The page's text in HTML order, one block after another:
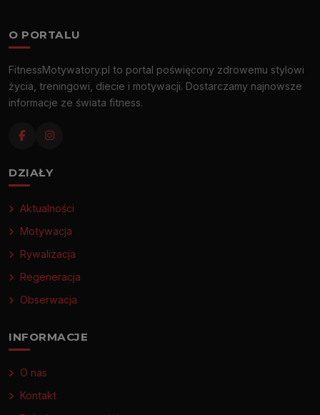
O PORTALU
FitnessMotywatory.pl to portal poświęcony zdrowemu stylowi
życia, treningowi, diecie i motywacji. Dostarczamy najnowsze
informacje ze świata fitness.
DZIAŁY
Aktualności
Motywacja
Rywalizacja
Regeneracja
Obserwacja
INFORMACJE
O nas
Kontakt